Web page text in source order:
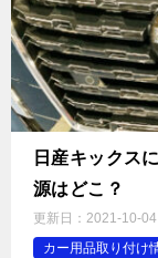
日産キックス
源はどこ？
更新日： 2021-10-04
カー用品取り付け